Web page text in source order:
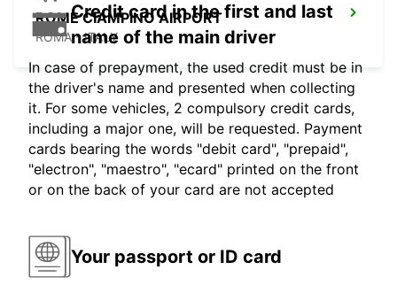
ROME CIAMPINO AIRPORT
ROMA - ITALY
Credit card in the first and last
name of the main driver
In case of prepayment, the used credit must be in
the driver's name and presented when collecting
it. For some vehicles, 2 compulsory credit cards,
including a major one, will be requested. Payment
cards bearing the words "debit card", "prepaid",
"electron", "maestro", "ecard" printed on the front
or on the back of your card are not accepted
Your passport or ID card